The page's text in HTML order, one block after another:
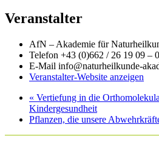
Veranstalter
AfN – Akademie für
Telefon +43 (0)662 / 26 19 09 – 0
E-Mail info@naturheilkunde-
Veranstalter-Website anzeigen
« Vertiefung in die
Kindergesundheit
Pflanzen, die unsere